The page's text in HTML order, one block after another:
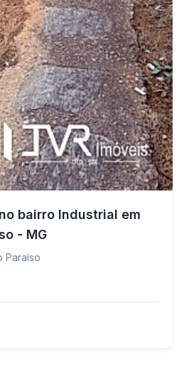
bairro Industrial em
- MG
Paraíso